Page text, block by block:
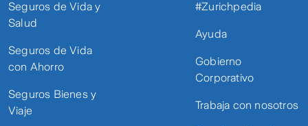
Seguros de Vida y
Salud
Seguros de Vida
con Ahorro
Seguros Bienes y
Viaje
#Zurichpedia
Ayuda
Gobierno
Corporativo
Trabaja con nosotros